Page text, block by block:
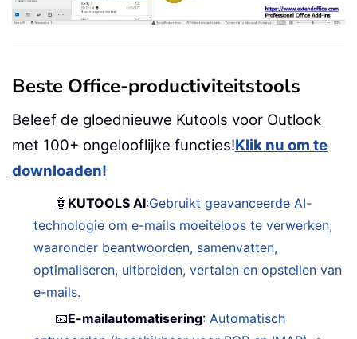
Beste Office-productiviteitstools
Beleef de gloednieuwe Kutools voor Outlook
met 100+ ongelooflijke functies!Klik nu om te
downloaden!
🤖 KUTOOLS AI:Gebruikt geavanceerde AI-
technologie om e-mails moeiteloos te verwerken,
waaronder beantwoorden, samenvatten,
optimaliseren, uitbreiden, vertalen en opstellen van
e-mails.
📧E-mailautomatisering:Automatisch